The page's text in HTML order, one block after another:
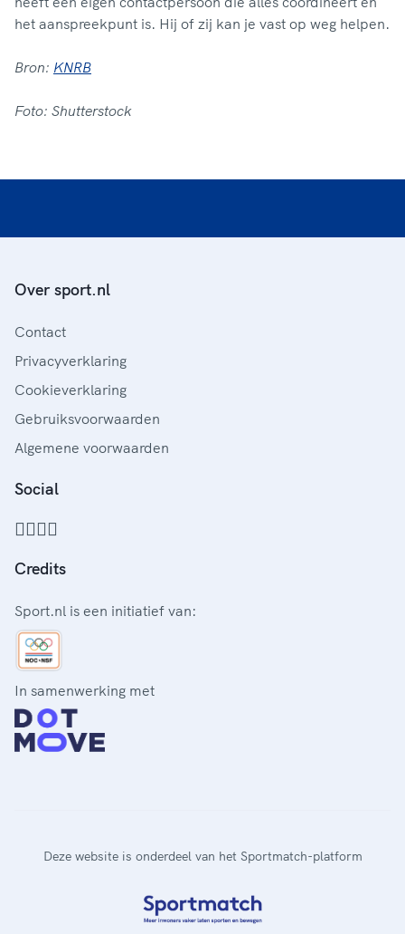
het aanspreekpunt is. Hij of zij kan je vast op weg helpen.
Bron: KNRB
Foto: Shutterstock
Over sport.nl
Contact
Privacyverklaring
Cookieverklaring
Gebruiksvoorwaarden
Algemene voorwaarden
Social
Credits
Sport.nl is een initiatief van:
In samenwerking met
Deze website is onderdeel van het Sportmatch-platform